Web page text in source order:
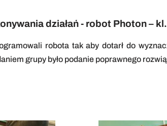
działań - robot Photon –
robota tak aby dotarł do
grupy było podanie poprawnego